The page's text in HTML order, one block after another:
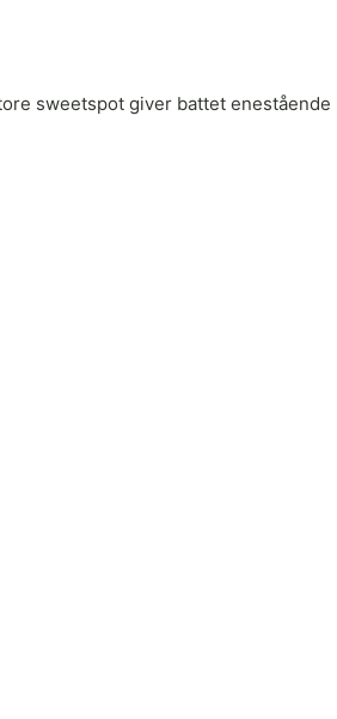
sweetspot giver battet enestående